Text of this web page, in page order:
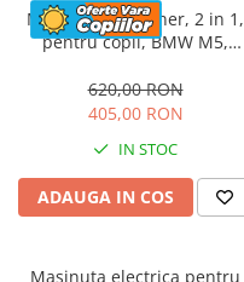
Masinuta cu maner, 2 in 1,
pentru copii, BMW M5,
620,00 RON
405,00 RON
IN STOC
ADAUGA IN COS
Masinuta electrica pentru